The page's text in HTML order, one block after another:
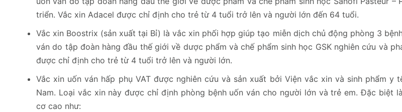
triển. Vắc xin Adacel được chỉ định cho trẻ từ 4 tuổi trở lên và người lớn đến 64 tuổi.
Vắc xin Boostrix (sản xuất tại Bỉ) là vắc xin phối hợp giúp tạo miễn dịch chủ động phòng 3
ván do tập đoàn hàng đầu thế giới về dược phẩm và chế phẩm sinh học GSK nghiên cứu và
được chỉ định cho trẻ từ 4 tuổi trở lên và người lớn.
Vắc xin uốn ván hấp phụ VAT được nghiên cứu và sản xuất bởi Viện vắc xin và sinh phẩm y
Nam. Loại vắc xin này được chỉ định phòng bệnh uốn ván cho người lớn và trẻ em. Đặc biệt
cơ cao như: